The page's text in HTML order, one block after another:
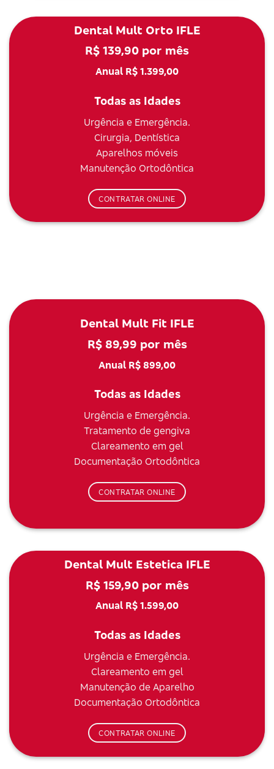
Dental Mult Orto IFLE
R$ 139,90 por mês
Anual R$ 1.399,00
Todas as Idades
Urgência e Emergência.
Cirurgia, Dentística
Aparelhos móveis
Manutenção Ortodôntica
CONTRATAR ONLINE
Dental Mult Fit IFLE
R$ 89,99 por mês
Anual R$ 899,00
Todas as Idades
Urgência e Emergência.
Tratamento de gengiva
Clareamento em gel
Documentação Ortodôntica
CONTRATAR ONLINE
Dental Mult Estetica IFLE
R$ 159,90 por mês
Anual R$ 1.599,00
Todas as Idades
Urgência e Emergência.
Clareamento em gel
Manutenção de Aparelho
Documentação Ortodôntica
CONTRATAR ONLINE